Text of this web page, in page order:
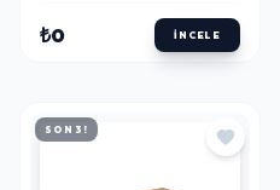
KOLI
₺0 İNCELE
SON 3!